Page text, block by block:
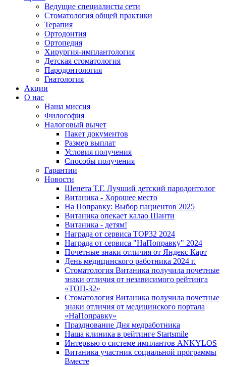
Ведущие специалисты сети
Стоматология общей практики
Терапия
Ортодонтия
Ортопедия
Хирургия-имплантология
Детская стоматология
Пародонтология
Гнатология
Акции
О нас
Наша миссия
Философия
Налоговый вычет
Пакет документов
Размер выплат
Условия получения
Способы получения
Гарантии
Новости
Шепета Т.Г. Лучший детский пародонтолог
Витаника - Хорошее место
На Поправку: Выбор пациентов 2025
Витаника опекает калао Шанти
Витаника - детям!
Награда от сервиса TOP32 2024
Награда от сервиса "НаПоправку" 2024
Почетные знаки отличия от Яндекс Карт
День медицинского работника 2024 г.
Стоматология Витаника получила почетные
знаки отличия от независимого рейтинга
«ТОП-32»
Стоматология Витаника получила почетные
знаки отличия от медицинского портала
«НаПоправку»
Празднование Дня медработника
Наша клиника в рейтинге Startsmile
Интервью о системе имплантов ANKYLOS
Витаника участник социальной программы
Вместе